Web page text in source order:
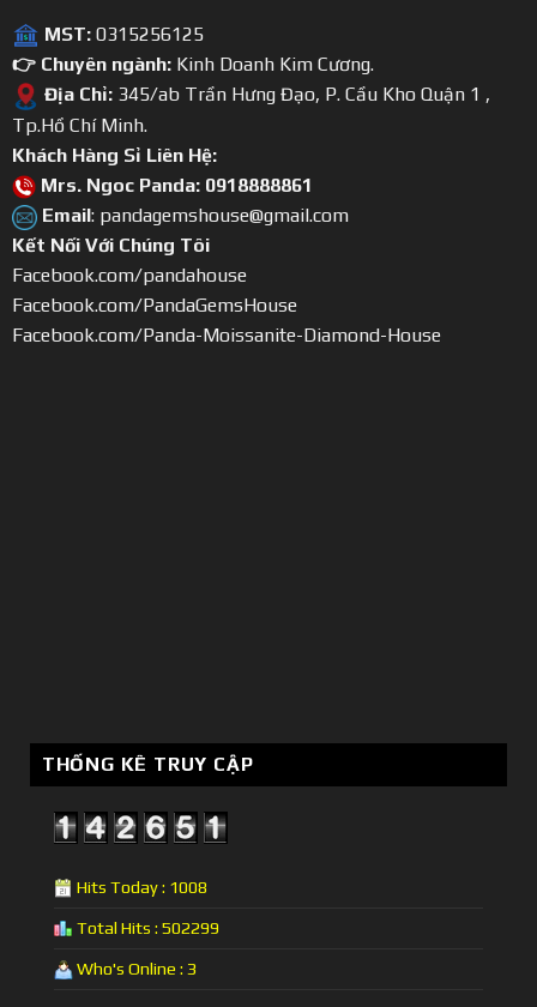
MST: 0315256125
👉 Chuyên ngành: Kinh Doanh Kim Cương.
Địa Chỉ:345/ab Trần Hưng Đạo, P. Cầu Kho Quận 1 ,
Tp.Hồ Chí Minh.
Khách Hàng Sỉ Liên Hệ:
Mrs. Ngoc Panda: 0918888861
Email: pandagemshouse@gmail.com
Kết Nối Với Chúng Tôi
Facebook.com/pandahouse
Facebook.com/PandaGemsHouse
Facebook.com/Panda-Moissanite-Diamond-House
THỐNG KÊ TRUY CẬP
Hits Today : 1008
Total Hits : 502299
Who's Online : 3